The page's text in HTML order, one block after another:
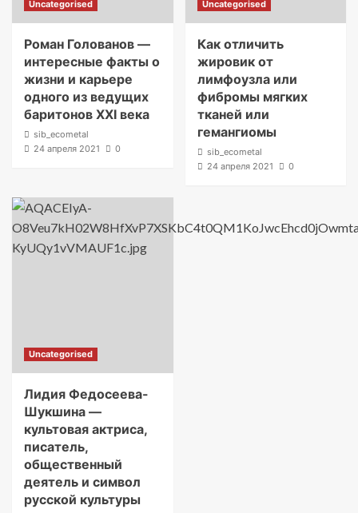
Uncategorised
Роман Голованов —
интересные факты о
жизни и карьере
одного из ведущих
баритонов XXI века
sib_ecometal
24 апреля 2021
0
Uncategorised
Как отличить
жировик от
лимфоузла или
фибромы мягких
тканей или
гемангиомы
sib_ecometal
24 апреля 2021
0
Uncategorised
Лидия Федосеева-
Шукшина —
культовая актриса,
писатель,
общественный
деятель и символ
русской культуры